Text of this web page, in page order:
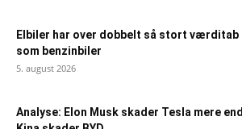
Elbiler har over dobbelt så stort værditab
som benzinbiler
5. august 2026
Analyse: Elon Musk skader Tesla mere end